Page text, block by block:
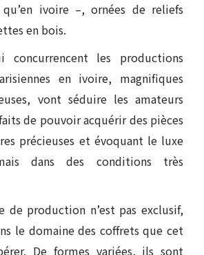
ivoire –, ornées de reliefs
en bois.
concurrencent les productions
en ivoire, magnifiques
vont séduire les amateurs
de pouvoir acquérir des pièces
précieuses et évoquant le luxe
dans des conditions très
de production n’est pas exclusif,
le domaine des coffrets que cet
De formes variées, ils sont